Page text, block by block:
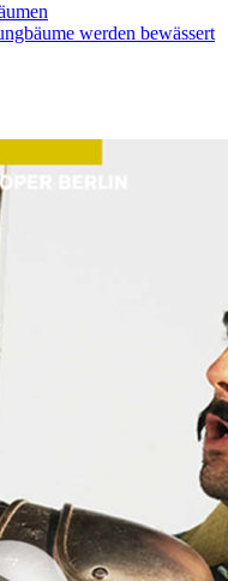
werden bewässert